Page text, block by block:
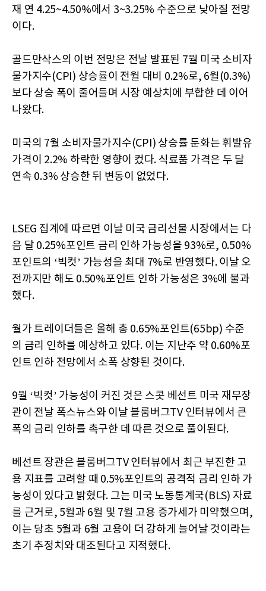
재 연 4.25~4.50%에서 3~3.25% 수준으로 낮아질 전망
이다.
골드만삭스의 이번 전망은 전날 발표된 7월 미국 소비자
물가지수(CPI) 상승률이 전월 대비 0.2%로, 6월(0.3%)
보다 상승 폭이 줄어들며 시장 예상치에 부합한 데 이어
나왔다.
미국의 7월 소비자물가지수(CPI) 상승률 둔화는 휘발유
가격이 2.2% 하락한 영향이 컸다. 식료품 가격은 두 달
연속 0.3% 상승한 뒤 변동이 없었다.
LSEG 집계에 따르면 이날 미국 금리선물 시장에서는 다
음 달 0.25%포인트 금리 인하 가능성을 93%로, 0.50%
포인트의 ‘빅컷’ 가능성을 최대 7%로 반영했다. 이날 오
전까지만 해도 0.50%포인트 인하 가능성은 3%에 불과
했다.
월가 트레이더들은 올해 총 0.65%포인트(65bp) 수준
의 금리 인하를 예상하고 있다. 이는 지난주 약 0.60%포
인트 인하 전망에서 소폭 상향된 것이다.
9월 ‘빅컷’ 가능성이 커진 것은 스콧 베선트 미국 재무장
관이 전날 폭스뉴스와 이날 블룸버그TV 인터뷰에서 큰
폭의 금리 인하를 촉구한 데 따른 것으로 풀이된다.
베선트 장관은 블룸버그TV 인터뷰에서 최근 부진한 고
용 지표를 고려할 때 0.5%포인트의 공격적 금리 인하 가
능성이 있다고 밝혔다. 그는 미국 노동통계국(BLS) 자료
를 근거로, 5월과 6월 및 7월 고용 증가세가 미약했으며,
이는 당초 5월과 6월 고용이 더 강하게 늘어날 것이라는
초기 추정치와 대조된다고 지적했다.